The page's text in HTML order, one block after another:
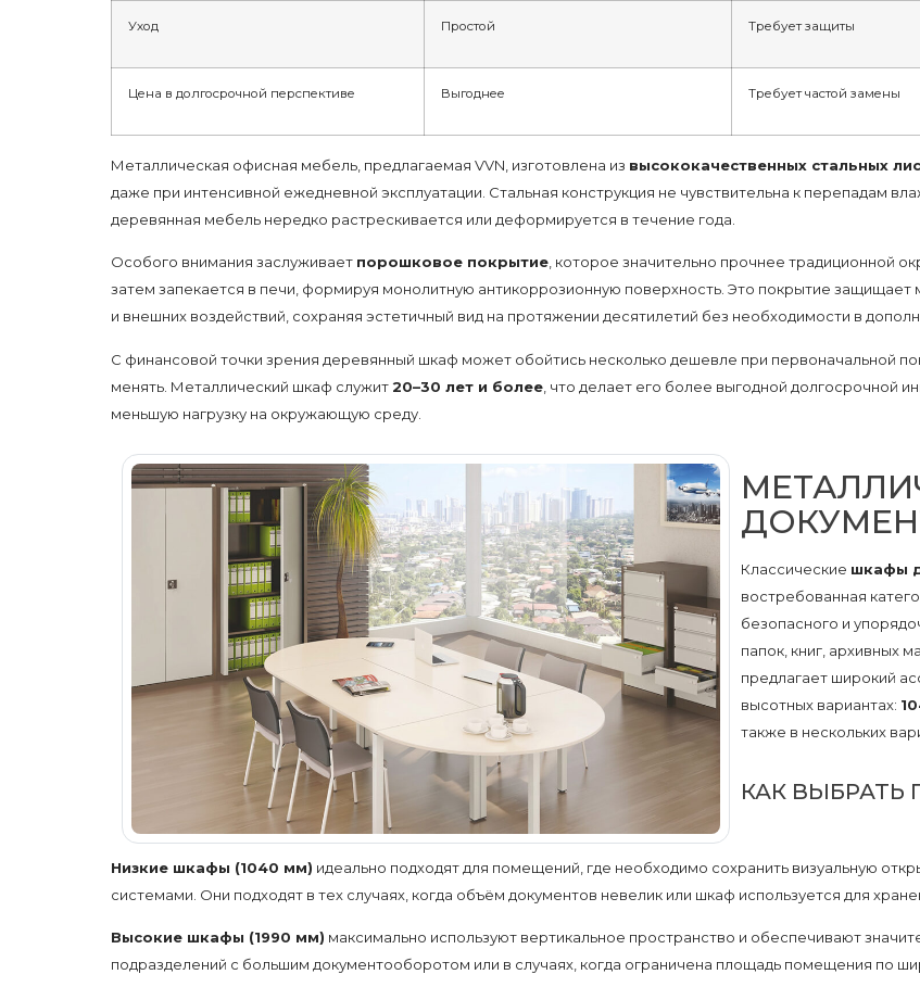
Уход Простой Требует защиты
Цена в долгосрочной перспективе Выгоднее Требует частой замены
Металлическая офисная мебель, предлагаемая VVN, изготовлена из высококачественных стальных
даже при интенсивной ежедневной эксплуатации. Стальная конструкция не чувствительна к перепадам
деревянная мебель нередко растрескивается или деформируется в течение года.
Особого внимания заслуживает порошковое покрытие, которое значительно прочнее традиционной
затем запекается в печи, формируя монолитную антикоррозионную поверхность. Это покрытие
и внешних воздействий, сохраняя эстетичный вид на протяжении десятилетий без необходимости в
С финансовой точки зрения деревянный шкаф может обойтись несколько дешевле при первоначальной
менять. Металлический шкаф служит20–30 лет и более , что делает его более выгодной долгосрочной
меньшую нагрузку на окружающую среду.
Классические шкафы
востребованная
безопасного и
папок, книг, архивных
предлагает широкий
высотных вариантах:
также в нескольких
КАК ВЫБРАТЬ
Низкие шкафы (1040 мм) идеально подходят для помещений, где необходимо сохранить визуальную
системами. Они подходят в тех случаях, когда объём документов невелик или шкаф используется для
Высокие шкафы (1990 мм) максимально используют вертикальное пространство и обеспечивают
подразделений с большим документооборотом или в случаях, когда ограничена площадь помещения по